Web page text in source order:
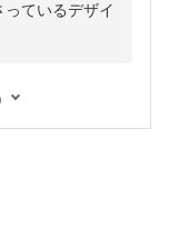
ているデザイ